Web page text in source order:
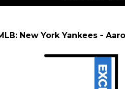
New York Yankees -